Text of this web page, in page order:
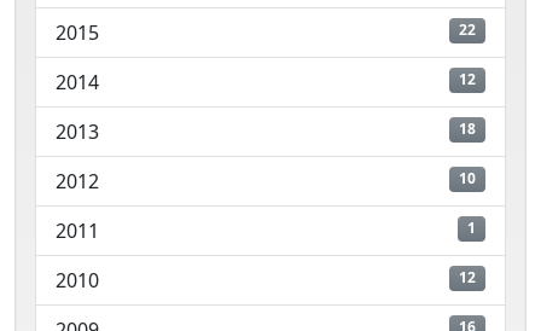
2015 22
2014 12
2013 18
2012 10
2011 1
2010 12